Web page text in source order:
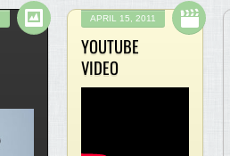
APRIL 15, 2011
YOUTUBE
VIDEO